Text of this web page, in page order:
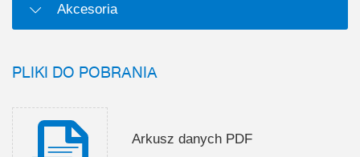
Akcesoria
PLIKI DO POBRANIA
Arkusz danych PDF